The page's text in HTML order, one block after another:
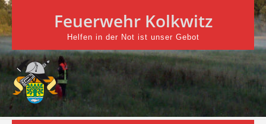
Skip
to
content
Feuerwehr Kolkwitz
Helfen in der Not ist unser Gebot